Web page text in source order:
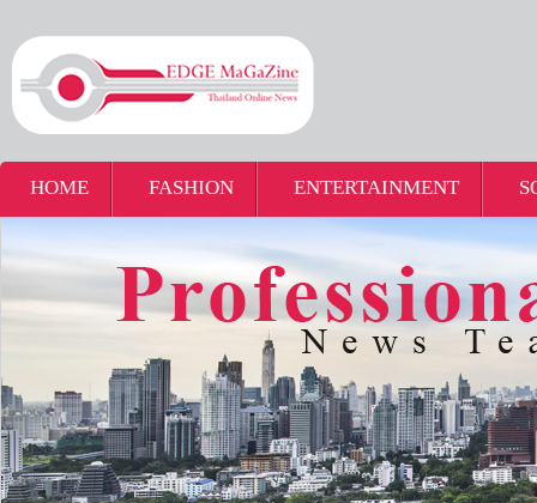
HOME FASHION ENTERTAINMENT